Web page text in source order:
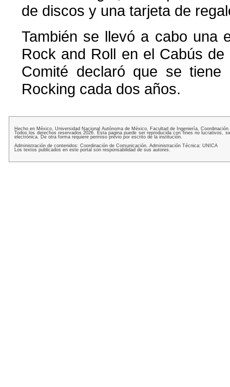
de discos y una tarjeta de
También se llevó a cabo una
Rock and Roll en el Cabús
Comité declaró que se tiene
Rocking cada dos años.
Hecho en México, Universidad Nacional Autónoma de México, Facultad de Ingeniería,
Todos los derechos reservados 2026. Esta pagina puede ser reproducida con fines no lucrativos,
electrónica. De otra forma requiere permiso previo por escrito de la institución.
Administración de contenidos: Coordinación de Comunicación. Administración Técnica: UNICA
Los textos publicados en este portal son responsabilidad de sus autores.